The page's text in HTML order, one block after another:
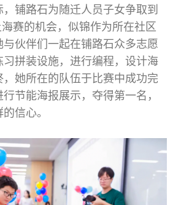
铺路石为随迁人员子女争取到
赛的机会，似锦作为所在社区
伙伴们一起在铺路石众多志愿
拼装设施，进行编程，设计海
她所在的队伍于比赛中成功完
节能海报展示，夺得第一名，
信心。